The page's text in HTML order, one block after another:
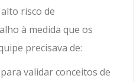
risco de
à medida que os
precisava de:
validar conceitos de